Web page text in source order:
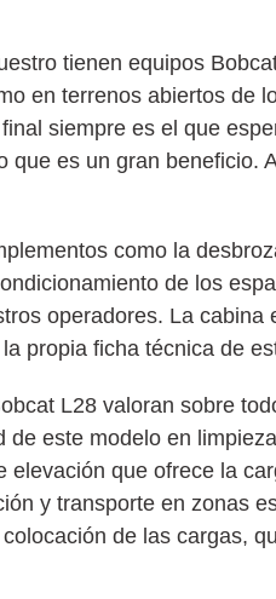
tienen equipos
en terrenos abiertos de
siempre es el que
es un gran beneficio.
como la
de los
operadores. La cabina
propia ficha técnica de
L28 valoran sobre
este modelo en
que ofrece la
y transporte en zonas
de las cargas,